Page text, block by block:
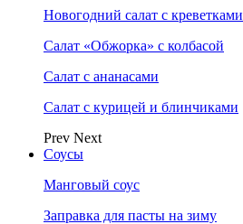
Новогодний салат с креветками
Салат «Обжорка» с колбасой
Салат с ананасами
Салат с курицей и блинчиками
Prev Next
Соусы
Манговый соус
Заправка для пасты на зиму